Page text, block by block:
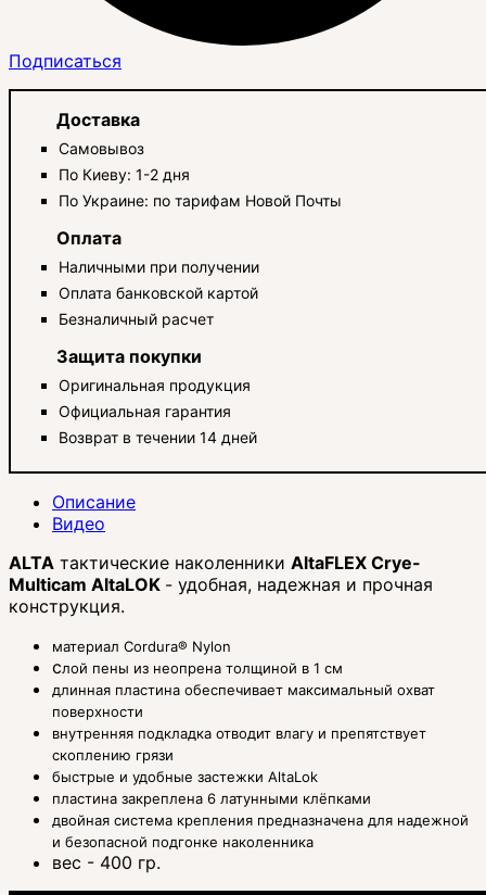
Подписаться
Доставка
Самовывоз
По Киеву: 1-2 дня
По Украине: по тарифам Новой Почты
Оплата
Наличными при получении
Оплата банковской картой
Безналичный расчет
Защита покупки
Оригинальная продукция
Официальная гарантия
Возврат в течении 14 дней
Описание
Видео
ALTA тактические наколенники AltaFLEX Crye-
Multicam AltaLOK - удобная, надежная и прочная
конструкция.
материал Cordura® Nylon
слой пены из неопрена толщиной в 1 см
длинная пластина обеспечивает максимальный охват
поверхности
внутренняя подкладка отводит влагу и препятствует
скоплению грязи
быстрые и удобные застежки AltaLok
пластина закреплена 6 латунными клёпками
двойная система крепления предназначена для надежной
и безопасной подгонке наколенника
вес - 400 гр.